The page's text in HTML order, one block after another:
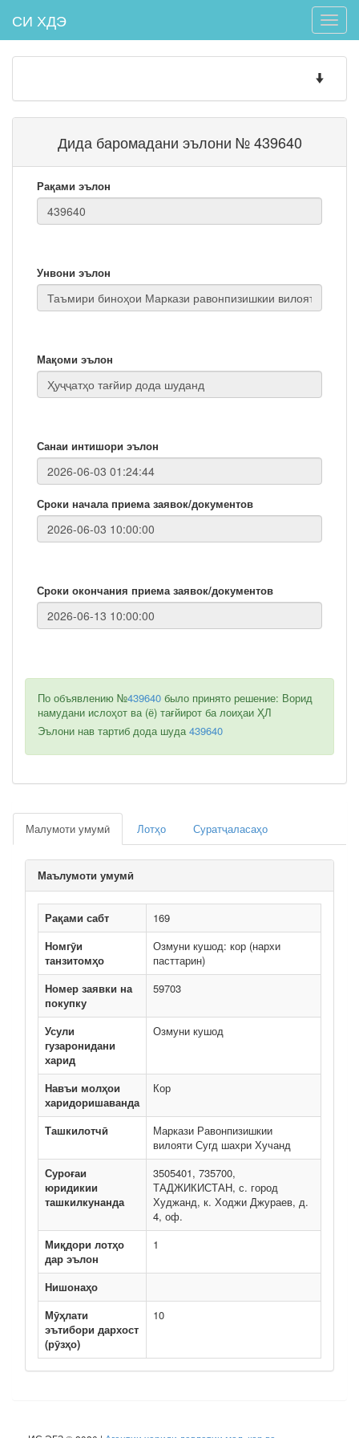
Toggle
СИ ХДЭ
Toggle
Дида баромадани эълони № 439640
Рақами эълон
Унвони эълон
Мақоми эълон
Санаи интишори эълон
Сроки начала приема заявок/документов
Сроки окончания приема заявок/документов
По объявлению №439640 было принято решение: Ворид
намудани ислоҳот ва (ё) тағйирот ба лоиҳаи ҲЛ
Эълони нав тартиб дода шуда439640
Малумоти умумӣ Лотҳо Суратҷаласаҳо
Маълумоти умумӣ
Рақами сабт
169
Номгӯи
танзитомҳо
Озмуни кушод: кор (нархи
пасттарин)
Номер заявки на
покупку
59703
Усули
гузаронидани
харид
Озмуни кушод
Навъи молҳои
харидоришаванда
Кор
Ташкилотчӣ
Маркази Равонпизишкии
вилояти Сугд шахри Хучанд
Суроғаи
юридикии
ташкилкунанда
3505401, 735700,
ТАДЖИКИСТАН, с. город
Худжанд, к. Ходжи Джураев, д.
4, оф.
Миқдори лотҳо
дар эълон
1
Нишонаҳо
Мӯҳлати
эътибори дархост
(рӯзҳо)
10